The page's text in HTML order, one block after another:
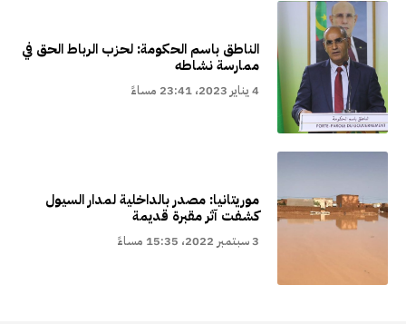
الناطق باسم الحكومة: لحزب الرباط الحق في
ممارسة نشاطه
4 يناير 2023، 23:41 مساءً
موريتانيا: مصدر بالداخلية لمدار السيول
كشفت آثر مقبرة قديمة
3 سبتمبر 2022، 15:35 مساءً